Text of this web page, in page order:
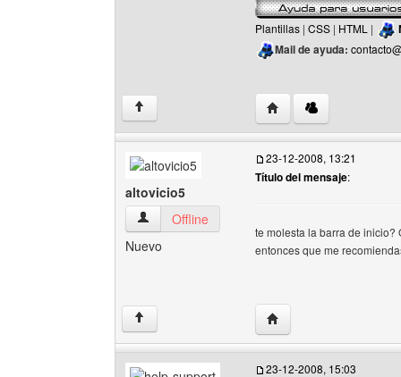
Plantillas | CSS | HTML |
Mail de ayuda:
↑ Visitar sitio web del
altovicio5
altovicio5 Ver perfil del usuario
Offline
Nuevo
23-12-2008, 13:21
Título del mensaje:
te molesta la barra de inicio?
entonces que me
↑ Visitar sitio web del
23-12-2008, 15:03